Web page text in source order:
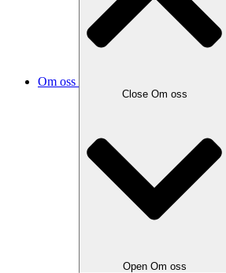
Om oss
Close Om oss
Open Om oss